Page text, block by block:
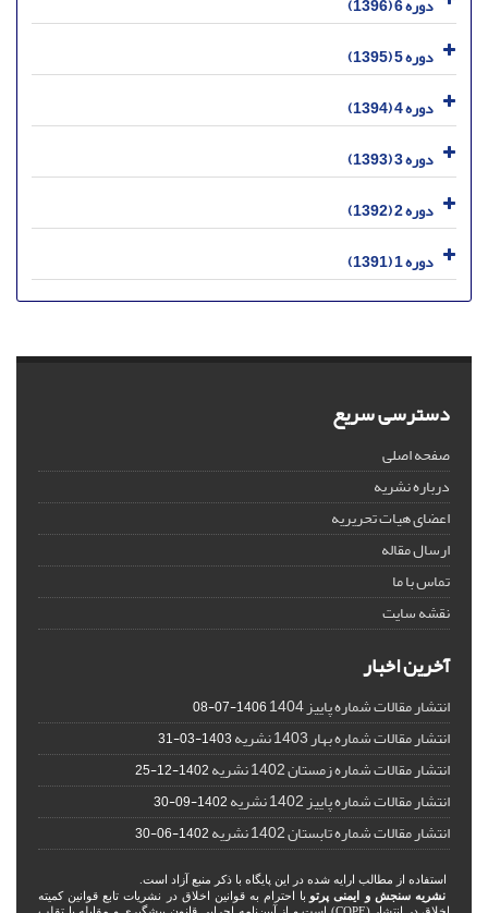
دوره 5 (1395)
دوره 4 (1394)
دوره 3 (1393)
دوره 2 (1392)
دوره 1 (1391)
دسترسی سریع
صفحه اصلی
درباره نشریه
اعضای هیات تحریریه
ارسال مقاله
تماس با ما
نقشه سایت
آخرین اخبار
انتشار مقالات شماره پاییز 1404 1406-07-08
انتشار مقالات شماره بهار 1403 نشریه 1403-03-31
انتشار مقالات شماره زمستان 1402 نشریه 1402-12-25
انتشار مقالات شماره پاییز 1402 نشریه 1402-09-30
انتشار مقالات شماره تابستان 1402 نشریه 1402-06-30
استفاده از مطالب ارایه شده در این پایگاه با ذکر منبع آزاد است.
نشریه سنجش و ایمنی پرتو با احترام به قوانین اخلاق در نشریات تابع قوانین کمیته